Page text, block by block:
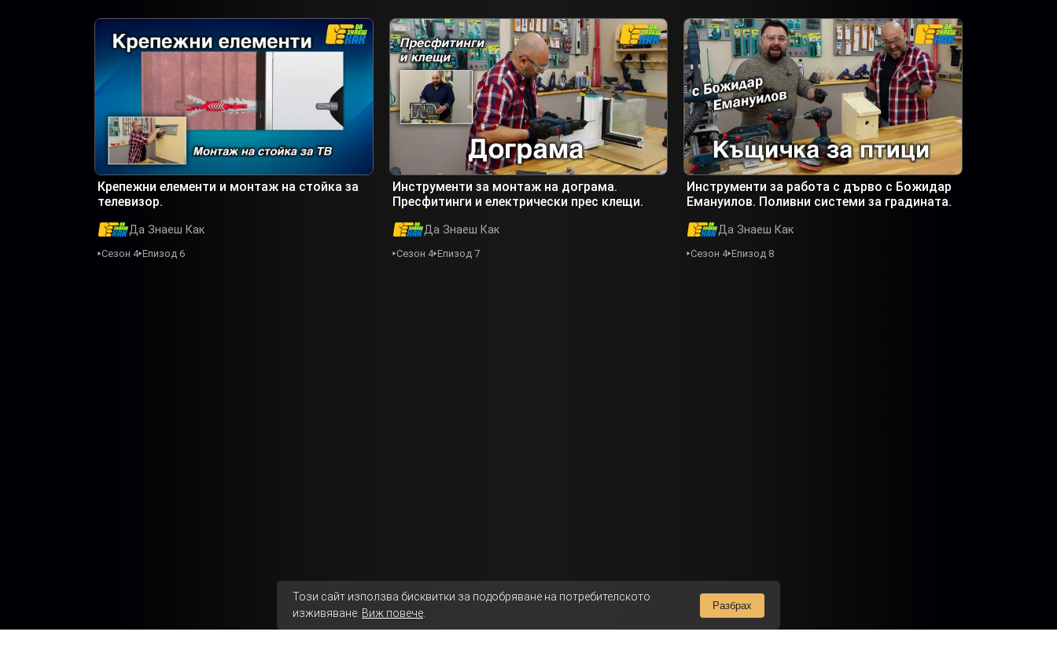
Крепежни елементи и монтаж на стойка за
телевизор.
Да Знаеш Как
Сезон 4 Епизод 6
Инструменти за монтаж на дограма.
Пресфитинги и електрически прес клещи.
Да Знаеш Как
Сезон 4 Епизод 7
Инструменти за работа с дърво с Божидар
Емануилов. Поливни системи за градината.
Да Знаеш Как
Сезон 4 Епизод 8
Този сайт използва бисквитки за подобряване на потребителското
изживяване. Виж повече
Разбрах